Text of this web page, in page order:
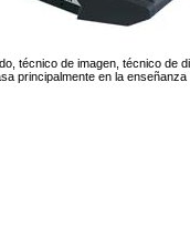
técnico de imagen, técnico de
principalmente en la